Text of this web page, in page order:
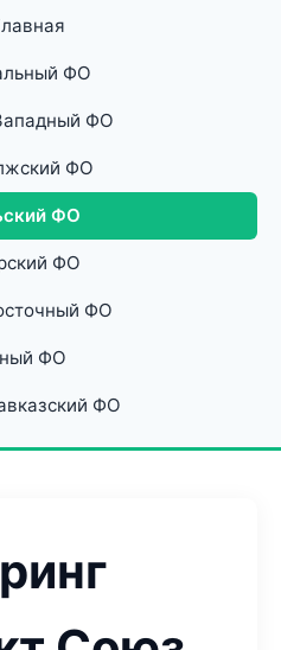
ФО
ФО
ФО
ФО
ФО
ФО
ФО
ФО